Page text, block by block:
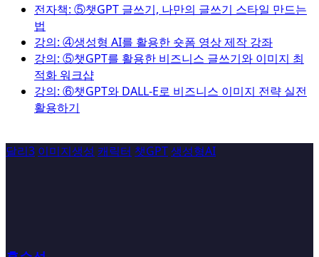
전자책: ⑤챗GPT 글쓰기, 나만의 글쓰기 스타일 만드는
법
강의: ④생성형 AI를 활용한 숏폼 영상 제작 강좌
강의: ⑤챗GPT를 활용한 비즈니스 글쓰기와 이미지 최
적화 워크샵
강의: ⑥챗GPT와 DALL-E로 비즈니스 이미지 전략 실전
활용하기
달리3 이미지생성 캐릭터 챗GPT생성형AI